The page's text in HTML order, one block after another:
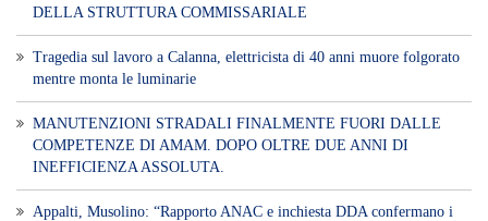
DELLA STRUTTURA COMMISSARIALE
Tragedia sul lavoro a Calanna, elettricista di 40 anni muore folgorato
mentre monta le luminarie
MANUTENZIONI STRADALI FINALMENTE FUORI DALLE
COMPETENZE DI AMAM. DOPO OLTRE DUE ANNI DI
INEFFICIENZA ASSOLUTA.
​Appalti, Musolino: “Rapporto ANAC e inchiesta DDA confermano i